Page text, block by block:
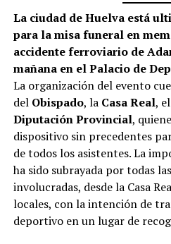
La ciudad de Huelva está
para la misa funeral en
accidente ferroviario de
mañana en el Palacio de
La organización del evento
del Obispado, la Casa Real, el
Diputación Provincial,
dispositivo sin precedentes
de todos los asistentes. La
ha sido subrayada por todas
involucradas, desde la Casa
locales, con la intención de
deportivo en un lugar de